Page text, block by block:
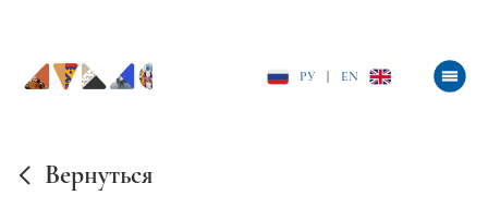
РУ EN
Вернуться